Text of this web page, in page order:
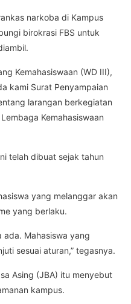
narkoba di Kampus
birokrasi FBS untuk
Kemahasiswaan (WD III),
kami Surat Penyampaian
larangan berkegiatan
Kemahasiswaan
telah dibuat sejak tahun
yang melanggar akan
yang berlaku.
ada. Mahasiswa yang
sesuai aturan,” tegasnya.
Asing (JBA) itu menyebut
kampus.